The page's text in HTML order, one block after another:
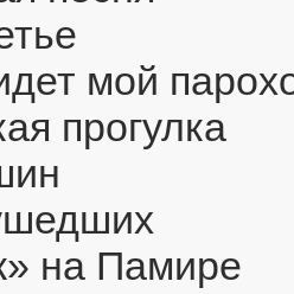
мой
прогулка
на Памире